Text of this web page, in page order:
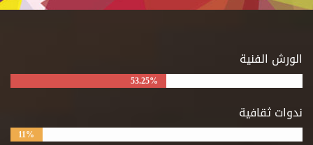
الورش الفنية
53.25%
ندوات ثقافية
11%